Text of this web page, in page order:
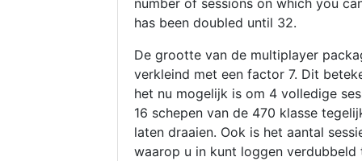
number of sessions on which you
has been doubled until 32.
De grootte van de multiplayer
verkleind met een factor 7. Dit
het nu mogelijk is om 4 volledige
16 schepen van de 470 klasse
laten draaien. Ook is het aantal
waarop u in kunt loggen verdubbeld